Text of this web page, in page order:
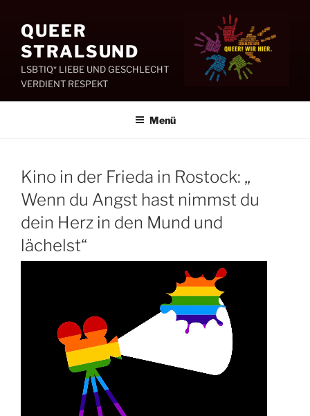
Inhalt
springenQUEER
STRALSUND
LSBTIQ* LIEBE UND GESCHLECHT
VERDIENT RESPEKT
Menü
Kino in der Frieda in Rostock: „
Wenn du Angst hast nimmst du
dein Herz in den Mund und
lächelst“